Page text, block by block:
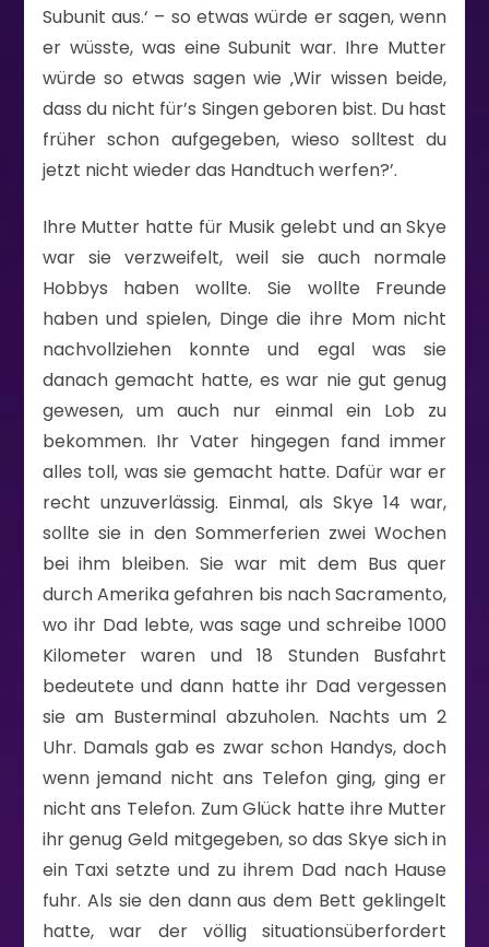
Subunit aus.‘ – so etwas würde er sagen, wenn
er wüsste, was eine Subunit war. Ihre Mutter
würde so etwas sagen wie ‚Wir wissen beide,
dass du nicht für’s Singen geboren bist. Du hast
früher schon aufgegeben, wieso solltest du
jetzt nicht wieder das Handtuch werfen?’.
Ihre Mutter hatte für Musik gelebt und an Skye
war sie verzweifelt, weil sie auch normale
Hobbys haben wollte. Sie wollte Freunde
haben und spielen, Dinge die ihre Mom nicht
nachvollziehen konnte und egal was sie
danach gemacht hatte, es war nie gut genug
gewesen, um auch nur einmal ein Lob zu
bekommen. Ihr Vater hingegen fand immer
alles toll, was sie gemacht hatte. Dafür war er
recht unzuverlässig. Einmal, als Skye 14 war,
sollte sie in den Sommerferien zwei Wochen
bei ihm bleiben. Sie war mit dem Bus quer
durch Amerika gefahren bis nach Sacramento,
wo ihr Dad lebte, was sage und schreibe 1000
Kilometer waren und 18 Stunden Busfahrt
bedeutete und dann hatte ihr Dad vergessen
sie am Busterminal abzuholen. Nachts um 2
Uhr. Damals gab es zwar schon Handys, doch
wenn jemand nicht ans Telefon ging, ging er
nicht ans Telefon. Zum Glück hatte ihre Mutter
ihr genug Geld mitgegeben, so das Skye sich in
ein Taxi setzte und zu ihrem Dad nach Hause
fuhr. Als sie den dann aus dem Bett geklingelt
hatte, war der völlig situationsüberfordert